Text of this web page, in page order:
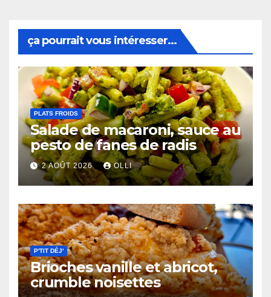
ça pourrait vous intéresser...
PLATS FROIDS
Salade de macaroni, sauce au
pesto de fanes de radis
2 AOÛT 2026 OLLI
P'TIT DÉJ'
Brioches vanille et abricot,
crumble noisettes